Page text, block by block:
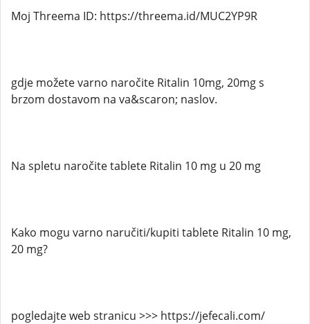
Moj Threema ID: https://threema.id/MUC2YP9R
gdje možete varno naročite Ritalin 10mg, 20mg s
brzom dostavom na va&scaron; naslov.
Na spletu naročite tablete Ritalin 10 mg u 20 mg
Kako mogu varno naručiti/kupiti tablete Ritalin 10 mg,
20 mg?
pogledajte web stranicu >>> https://jefecali.com/